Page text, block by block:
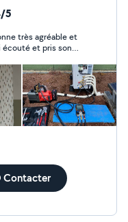
N'hésitez plus, je
chauffage, et
vos radiateurs -
WC -refaire un
à chaleur -
pompe à
de
AIR/ EAU -autres
5
très agréable et
écouté et pris son
Contacter